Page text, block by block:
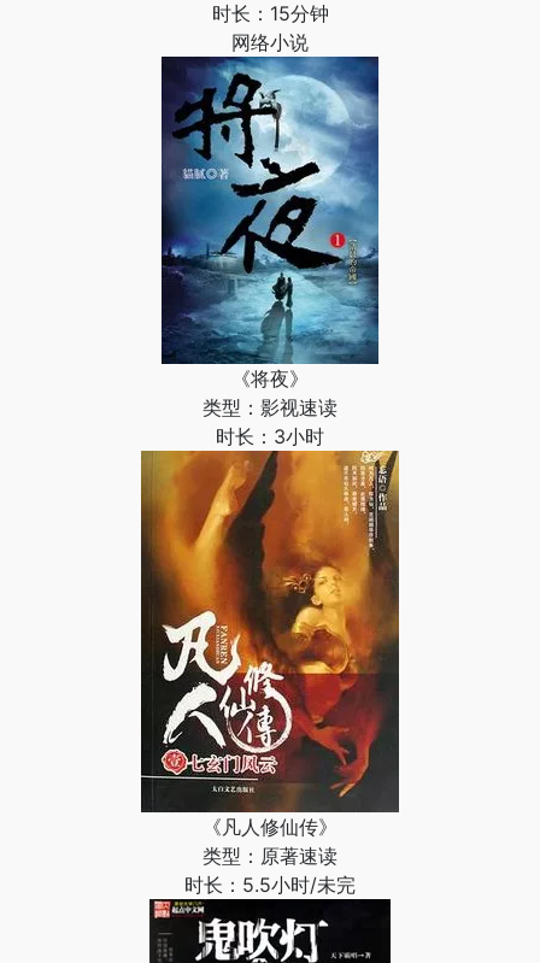
时长：15分钟
网络小说
《将夜》
类型：影视速读
时长：3小时
《凡人修仙传》
类型：原著速读
时长：5.5小时/未完